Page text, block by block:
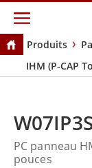
Produits
IHM (P-CAP
PC panneau
pouces